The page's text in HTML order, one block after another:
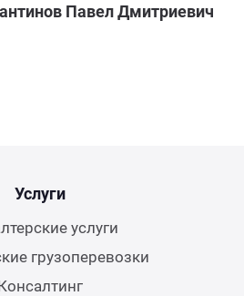
Павел Дмитриевич
Услуги
услуги
грузоперевозки